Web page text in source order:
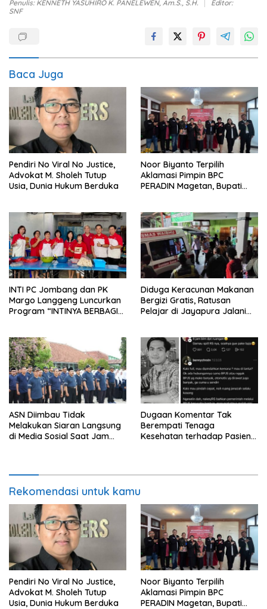
Penulis: KENNETH YASUHIRO K. PANELEWEN, Am.S., S.H.
Editor:
SNF
Baca Juga
Pendiri No Viral No Justice,
Advokat M. Sholeh Tutup
Usia, Dunia Hukum Berduka
Noor Biyanto Terpilih
Aklamasi Pimpin BPC
PERADIN Magetan, Bupati
INTI PC Jombang dan PK
Margo Langgeng Luncurkan
Program “INTINYA BERBAGI”,
Diduga Keracunan Makanan
Bergizi Gratis, Ratusan
Pelajar di Jayapura Jalani
ASN Diimbau Tidak
Melakukan Siaran Langsung
di Media Sosial Saat Jam
Dugaan Komentar Tak
Berempati Tenaga
Kesehatan terhadap Pasien
Rekomendasi untuk kamu
Pendiri No Viral No Justice,
Advokat M. Sholeh Tutup
Usia, Dunia Hukum Berduka
Noor Biyanto Terpilih
Aklamasi Pimpin BPC
PERADIN Magetan, Bupati